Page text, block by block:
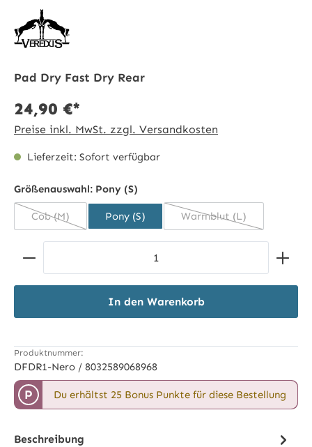
Pad Dry Fast Dry Rear
24,90 €*
Preise inkl. MwSt. zzgl. Versandkosten
Lieferzeit: Sofort verfügbar
Größenauswahl: Pony (S)
Cob (M)
(Diese Option ist zurzeit nicht verfügbar.)
Pony (S) Warmblut (L)
(Diese Option ist
Produkt Anzahl: Gib den gewünschten Wert ein
In den Warenkorb
Produktnummer:
DFDR1-Nero / 8032589068968
P Du erhältst 25 Bonus Punkte für diese Bestellung
Beschreibung